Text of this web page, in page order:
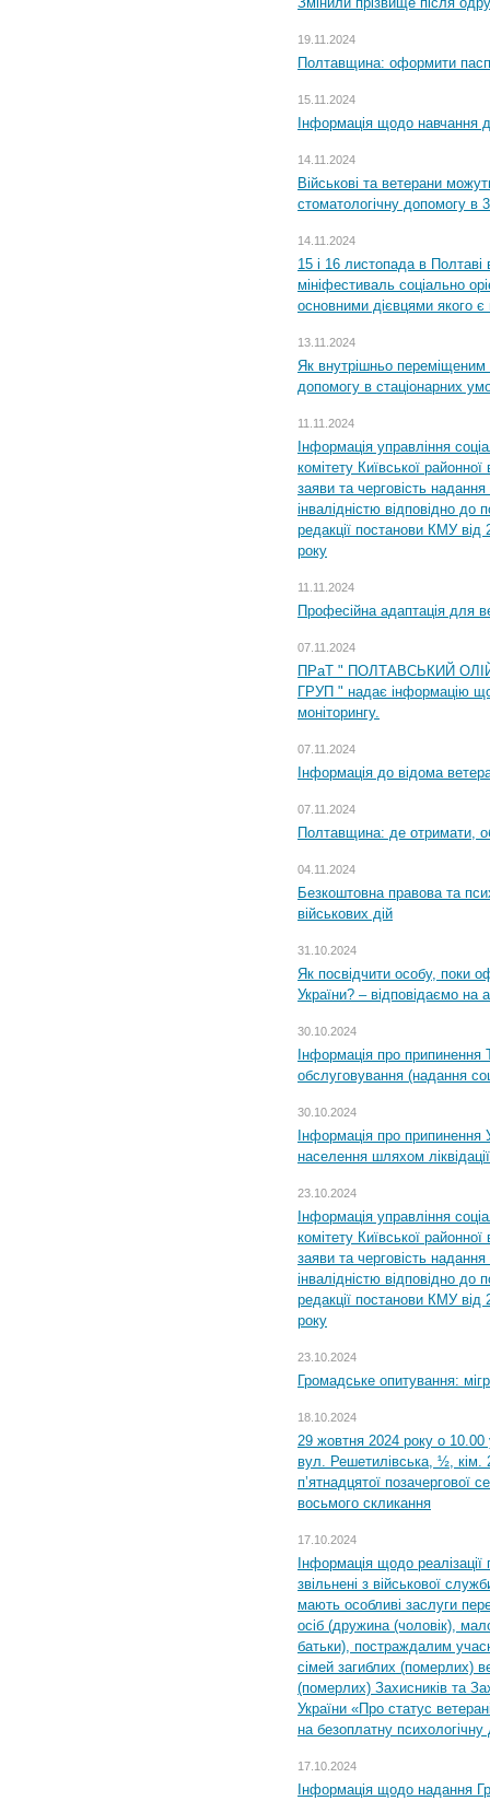
19.11.2024
Полтавщина: оформити
15.11.2024
Інформація щодо навчання
14.11.2024
Військові та ветерани
стоматологічну допомогу в
14.11.2024
15 і 16 листопада в
мініфестиваль соціально
основними дієвцями якого є
13.11.2024
Як внутрішньо переміщеним
допомогу в стаціонарних
11.11.2024
Інформація управління
комітету Київської
заяви та черговість надання
інвалідністю відповідно
редакції постанови КМУ
року
11.11.2024
Професійна адаптація для
07.11.2024
ПРаТ " ПОЛТАВСЬКИЙ
ГРУП " надає інформацію
моніторингу.
07.11.2024
Інформація до відома
07.11.2024
Полтавщина: де отримати,
04.11.2024
Безкоштовна правова та
військових дій
31.10.2024
Як посвідчити особу, поки
України? – відповідаємо на
30.10.2024
Інформація про припинення
обслуговування (надання
30.10.2024
Інформація про припинення
населення шляхом ліквідації
23.10.2024
Інформація управління
комітету Київської
заяви та черговість надання
інвалідністю відповідно
редакції постанови КМУ
року
23.10.2024
Громадське опитування:
18.10.2024
29 жовтня 2024 року о 10.00
вул. Решетилівська, ½, кім.
п’ятнадцятої позачергової
восьмого скликання
17.10.2024
Інформація щодо
звільнені з військової
мають особливі заслуги
осіб (дружина (чоловік),
батьки), постраждалим
сімей загиблих (померлих)
(померлих) Захисників та
України «Про статус
на безоплатну психологічну
17.10.2024
Інформація щодо надання